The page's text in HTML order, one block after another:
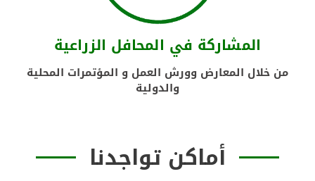
المشاركة في المحافل الزراعية
من خلال المعارض وورش العمل و المؤتمرات المحلية
والدولية
أماكن تواجدنا